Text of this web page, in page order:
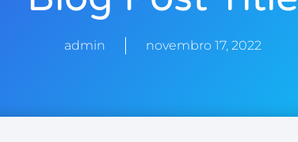
admin novembro 17, 2022